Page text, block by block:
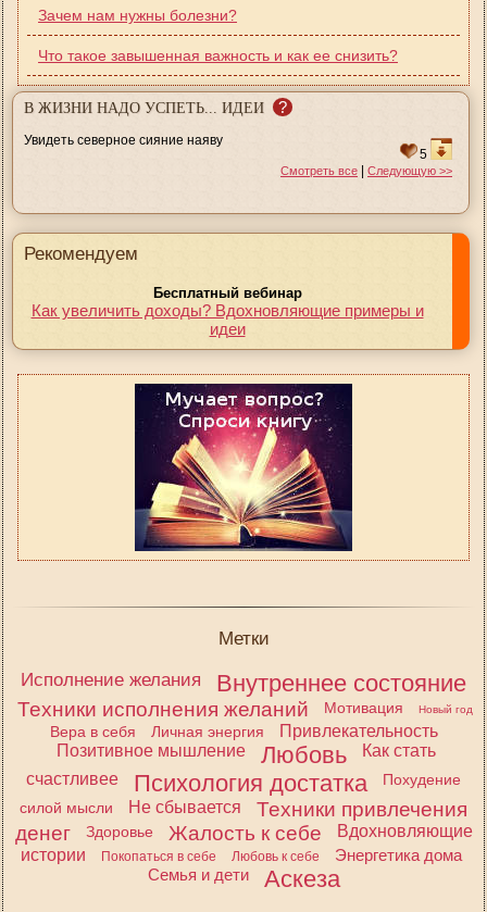
Зачем нам нужны болезни?
Что такое завышенная важность и как ее снизить?
В ЖИЗНИ НАДО УСПЕТЬ... ИДЕИ ?
Увидеть северное сияние наяву
5
Смотреть все | Следующую >>
Рекомендуем
Бесплатный вебинар
Как увеличить доходы? Вдохновляющие примеры и
идеи
Метки
Исполнение желания
Внутреннее состояние
Техники исполнения желаний Мотивация Новый год
Вера в себя Личная энергия
Привлекательность
Позитивное мышление
Любовь
Как стать
счастливее
Психология достатка
Похудение
силой мысли
Не сбывается
Техники привлечения
денег
Здоровье Жалость к себе
Вдохновляющие
истории
Покопаться в себе Любовь к себе
Энергетика дома
Семья и дети
Аскеза